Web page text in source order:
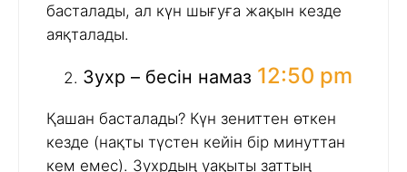
басталады, ал күн шығуға жақын кезде
аяқталады.
Зухр – бесін намаз 12:50 pm
Қашан басталады? Күн зениттен өткен
кезде (нақты түстен кейін бір минуттан
кем емес). Зухрдың уақыты заттың